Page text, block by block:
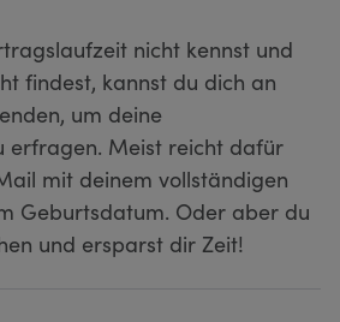
nicht kennst und
findest, kannst du dich an
um deine
erfragen. Meist reicht dafür
mit deinem vollständigen
Geburtsdatum. Oder aber du
und ersparst dir Zeit!